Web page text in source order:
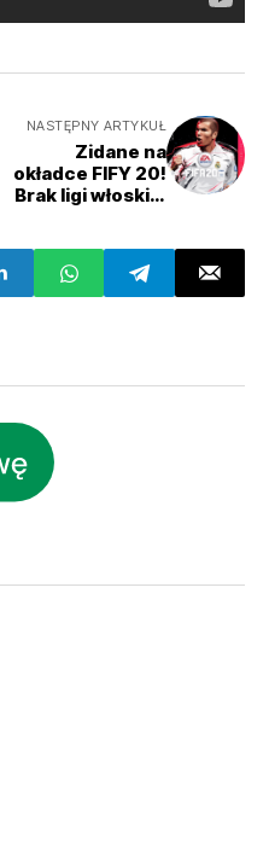
NASTĘPNY ARTYKUŁ
Zidane na
okładce FIFY 20!
Brak ligi włoskiej